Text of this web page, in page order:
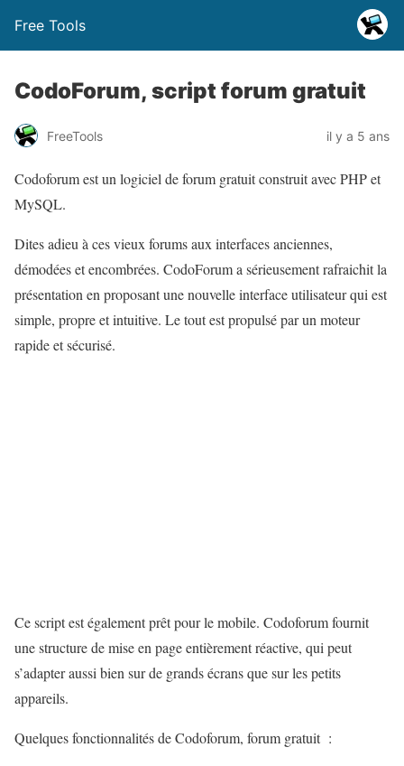
Free Tools
CodoForum, script forum gratuit
FreeTools il y a 5 ans
Codoforum est un logiciel de forum gratuit construit avec PHP et
MySQL.
Dites adieu à ces vieux forums aux interfaces anciennes,
démodées et encombrées. CodoForum a sérieusement rafraichit la
présentation en proposant une nouvelle interface utilisateur qui est
simple, propre et intuitive. Le tout est propulsé par un moteur
rapide et sécurisé.
Ce script est également prêt pour le mobile. Codoforum fournit
une structure de mise en page entièrement réactive, qui peut
s’adapter aussi bien sur de grands écrans que sur les petits
appareils.
Quelques fonctionnalités de Codoforum, forum gratuit :